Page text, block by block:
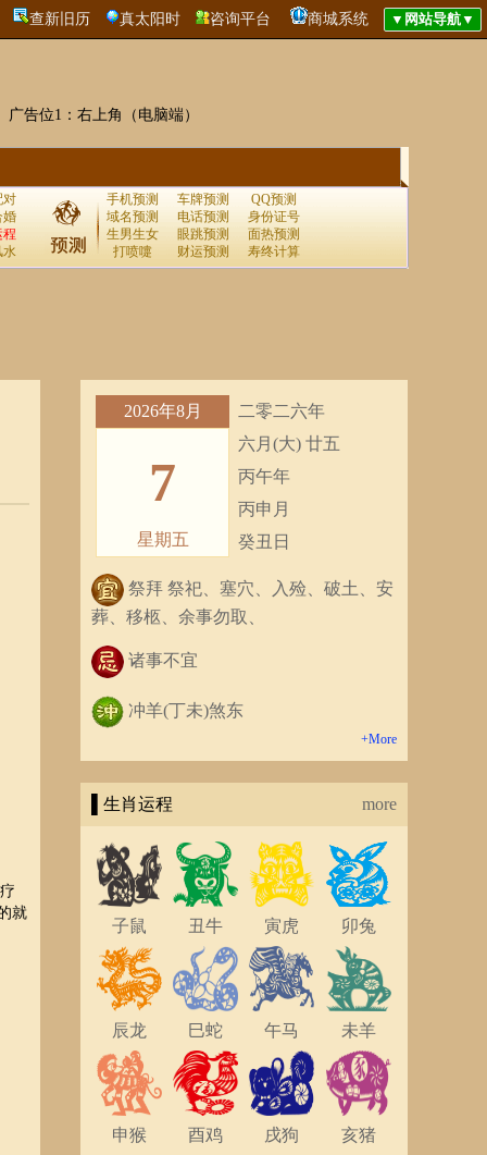
查新旧历 真太阳时 咨询平台 商城系统
广告位1：右上角（电脑端）
对
婚
程
水
手机预测 车牌预测
QQ预测
域名预测
电话预测
身份证号
生男生女
眼跳预测
面热预测
打喷嚏
财运预测 寿终计算
就
2026年8月
7
星期五
二零二六年
六月(大) 廿五
丙午年
丙申月
癸丑日
祭拜 祭祀、塞穴、入殓、破土、安
葬、移柩、余事勿取、
诸事不宜
冲羊(丁未)煞东
+More
▌生肖运程 more
子鼠 丑牛 寅虎 卯兔
辰龙 巳蛇 午马 未羊
申猴 酉鸡 戌狗 亥猪